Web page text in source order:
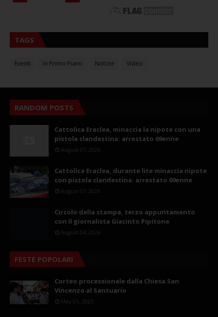
TAGS
Eventi In Primo Piano Notizie Video
RANDOM POSTS
Cattolica Eraclea, minaccia la nipote con una
pistola clandestina: arrestato 69enne
August 07, 2026
Cattolica Eraclea, durante lite minaccia nipote
con pistola clandestina: arrestato 69enne
August 07, 2026
Circolo della stampa, terzo appuntamento
con il giornalista Giacinto Pipitone
August 04, 2026
FESTE POPOLARI
Corteo processionale dalla Chiesa San
Vincenzo al Santuario
May 01, 2025